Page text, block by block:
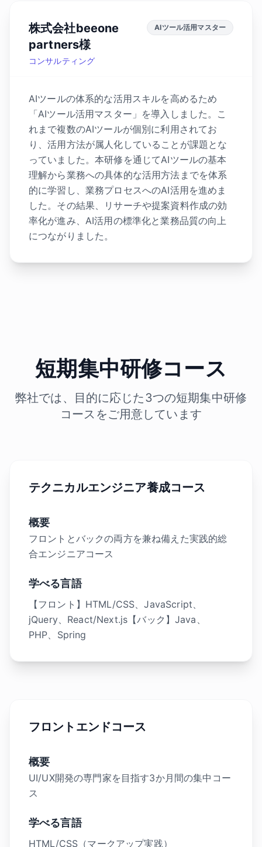
株式会社beeone
partners様
コンサルティング
AIツール活用マスター
AIツールの体系的な活用スキルを高めるため
「AIツール活用マスター」を導入しました。こ
れまで複数のAIツールが個別に利用されてお
り、活用方法が属人化していることが課題とな
っていました。本研修を通じてAIツールの基本
理解から業務への具体的な活用方法までを体系
的に学習し、業務プロセスへのAI活用を進めま
した。その結果、リサーチや提案資料作成の効
率化が進み、AI活用の標準化と業務品質の向上
につながりました。
短期集中研修コース
弊社では、目的に応じた3つの短期集中研修
コースをご用意しています
テクニカルエンジニア養成コース
概要
フロントとバックの両方を兼ね備えた実践的総
合エンジニアコース
学べる言語
【フロント】HTML/CSS、JavaScript、
jQuery、React/Next.js【バック】Java、
PHP、Spring
フロントエンドコース
概要
UI/UX開発の専門家を目指す3か月間の集中コー
ス
学べる言語
HTML/CSS（マークアップ実践）